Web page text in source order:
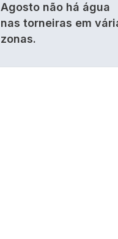
Agosto não há água
nas torneiras em
zonas.